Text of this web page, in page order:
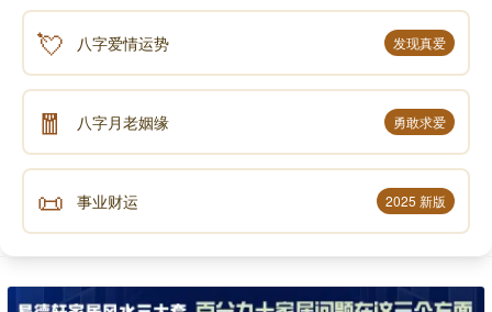
💘 八字爱情运势 发现真爱
🧧 八字月老姻缘 勇敢求爱
📜 事业财运 2025 新版